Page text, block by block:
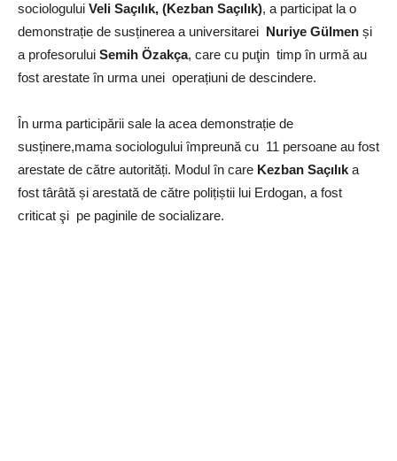
sociologului Veli Saçılık, (Kezban Saçılık), a participat la o
demonstrație de susținerea a universitarei Nuriye Gülmen și
a profesorului Semih Özakça, care cu puţin timp în urmă au
fost arestate în urma unei operațiuni de descindere.
În urma participării sale la acea demonstrație de
susținere,mama sociologului împreună cu 11 persoane au fost
arestate de către autorități. Modul în care Kezban Saçılık a
fost târâtă și arestată de către polițiștii lui Erdogan, a fost
criticat şi pe paginile de socializare.